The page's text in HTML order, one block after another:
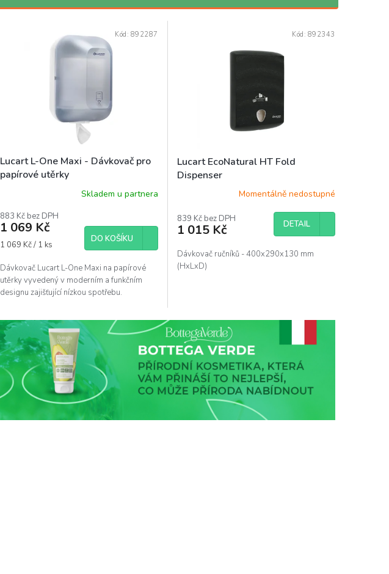
Lucart L-One Maxi - Dávkovač pro
papírové utěrky
Skladem u partnera
883 Kč bez DPH
1 069 Kč
Měrná
1 069 Kč / 1 ks
DO KOŠÍKU
Dávkovač Lucart L-One Maxi na papírové
utěrky vyvedený v moderním a funkčním
designu zajišťující nízkou spotřebu.
Kód: 892287
Lucart EcoNatural HT Fold
Dispenser
Momentálně nedostupné
839 Kč bez DPH
1 015 Kč DETAIL
Dávkovač ručníků - 400x290x130 mm
(HxLxD)
Kód: 892343